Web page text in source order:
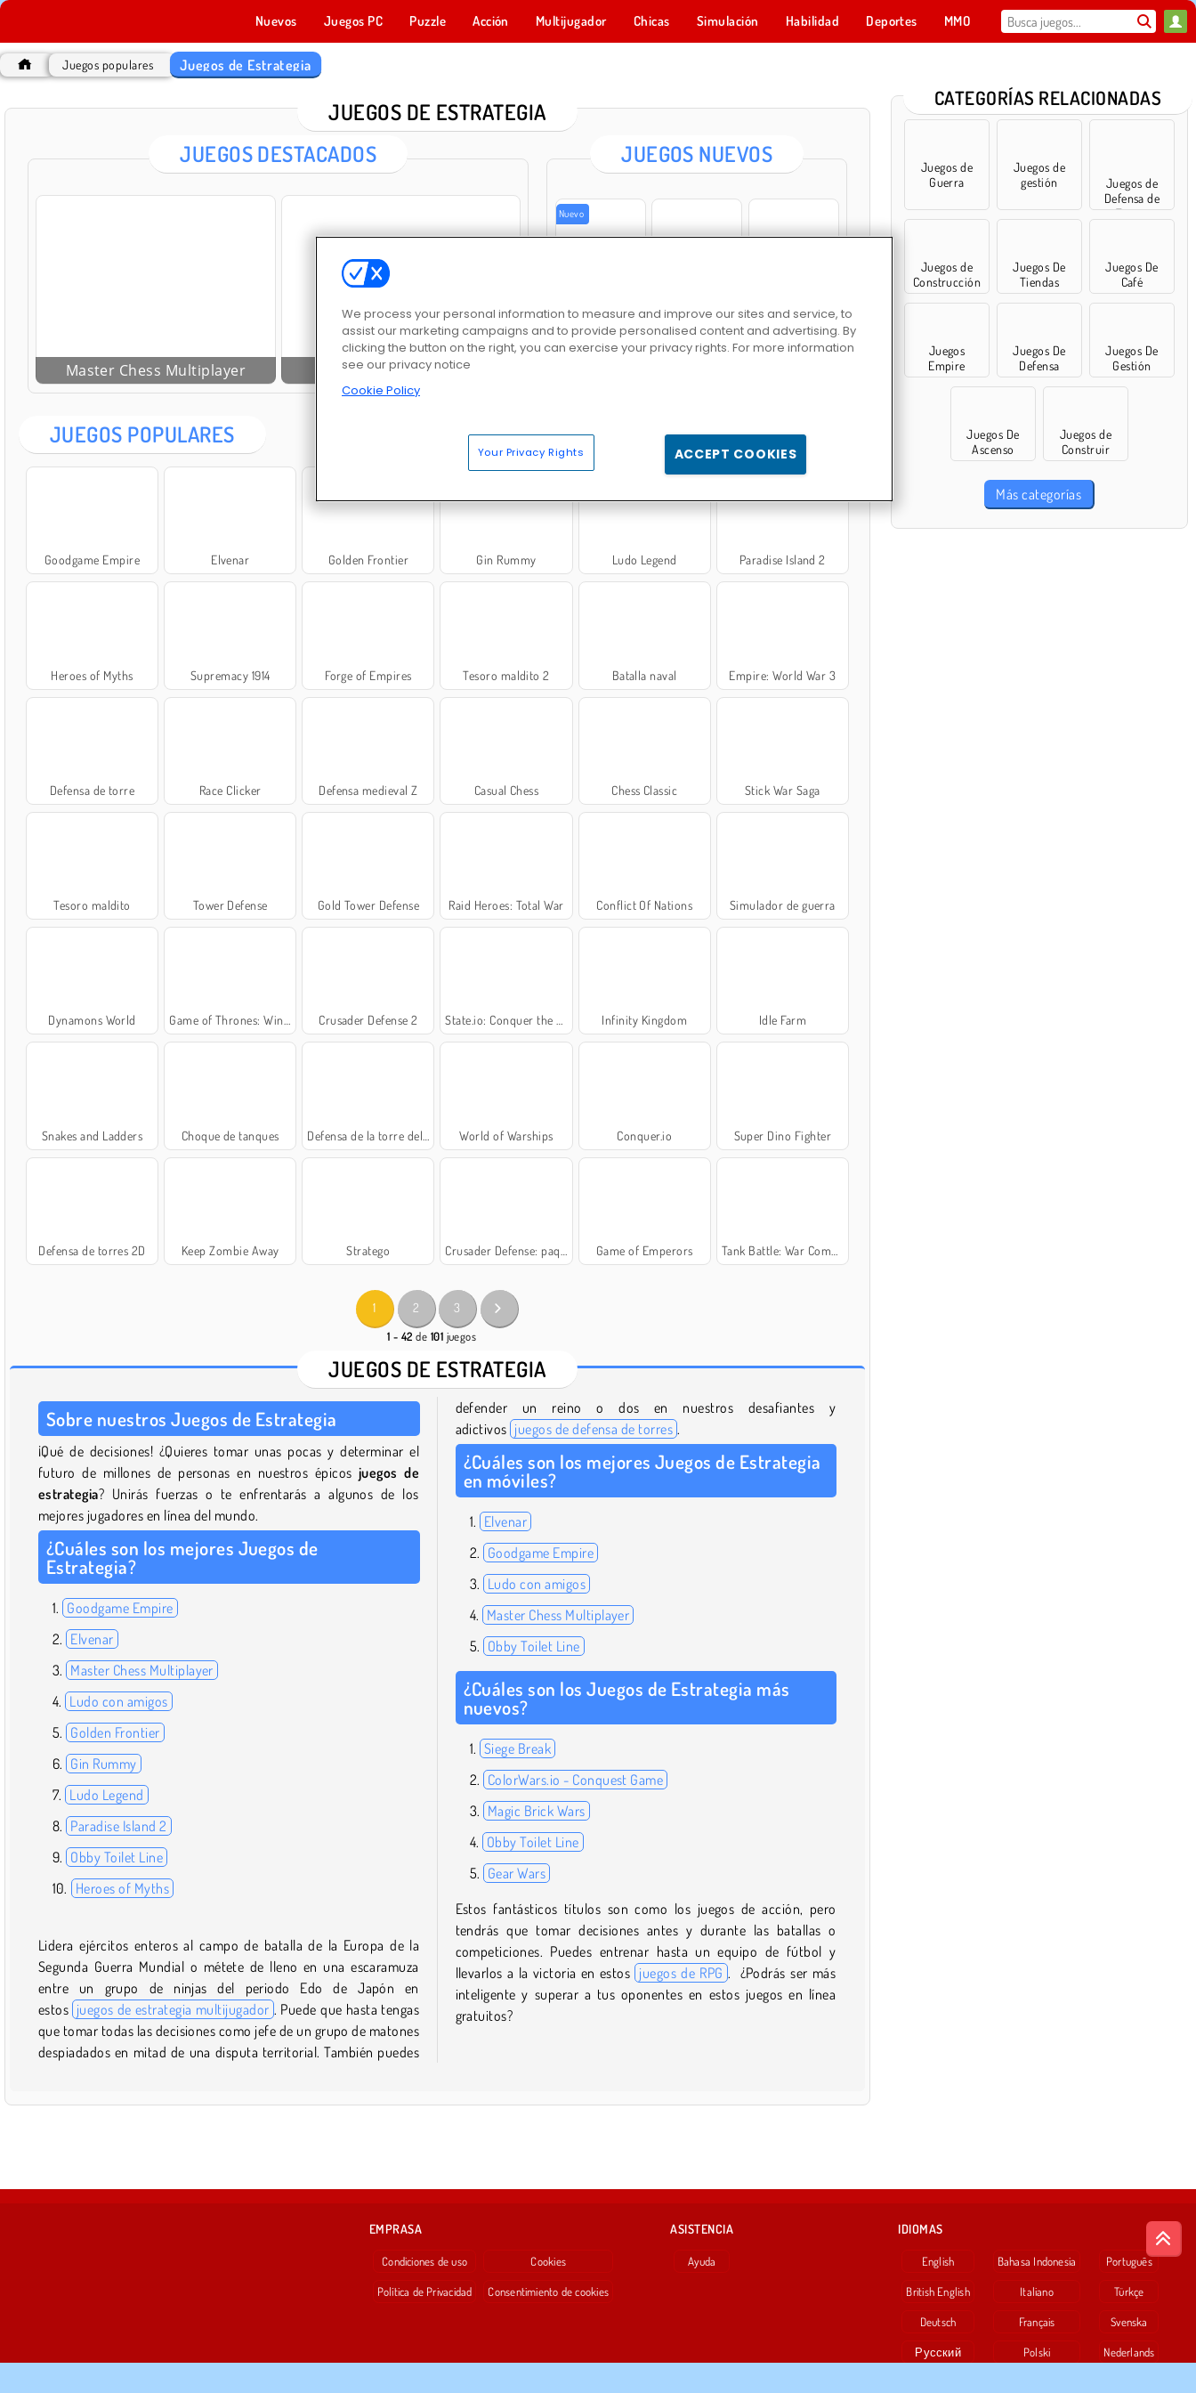
Nuevos Juegos PC Puzzle Acción Multijugador Chicas Simulación Habilidad Deportes MMO
Juegos populares Juegos de Estrategia
JUEGOS DE ESTRATEGIA
JUEGOS DESTACADOS
Master Chess Multiplayer Ludo con amigos
JUEGOS NUEVOS
Nuevo
Gear Wars Pinball vs Zombie Conquer.io Online
JUEGOS POPULARES
Goodgame Empire Elvenar Golden Frontier Gin Rummy Ludo Legend Paradise Island 2
Heroes of Myths Supremacy 1914 Forge of Empires Tesoro maldito 2 Batalla naval Empire: World War 3
Defensa de torre Race Clicker Defensa medieval Z Casual Chess Chess Classic Stick War Saga
Tesoro maldito Tower Defense Gold Tower Defense Raid Heroes: Total War Conflict Of Nations Simulador de guerra
Dynamons World Game of Thrones: Winter is Coming Crusader Defense 2 State.io: Conquer the World Infinity Kingdom Idle Farm
Snakes and Ladders Choque de tanques Defensa de la torre del reino World of Warships Conquer.io Super Dino Fighter
Defensa de torres 2D Keep Zombie Away Stratego Crusader Defense: paquete de nivel 2 Game of Emperors Tank Battle: War Commander
1 2 3
1 - 42 de 101 juegos
JUEGOS DE ESTRATEGIA
Sobre nuestros Juegos de Estrategia
¡Qué de decisiones! ¿Quieres tomar unas pocas y determinar el
futuro de millones de personas en nuestros épicos juegos de
estrategia? Unirás fuerzas o te enfrentarás a algunos de los
mejores jugadores en línea del mundo.
¿Cuáles son los mejores Juegos de
Estrategia?
Goodgame Empire
Elvenar
Master Chess Multiplayer
Ludo con amigos
Golden Frontier
Gin Rummy
Ludo Legend
Paradise Island 2
Obby Toilet Line
Heroes of Myths
Lidera ejércitos enteros al campo de batalla de la Europa de la
Segunda Guerra Mundial o métete de lleno en una escaramuza
entre un grupo de ninjas del periodo Edo de Japón en
estos juegos de estrategia multijugador . Puede que hasta tengas
que tomar todas las decisiones como jefe de un grupo de matones
despiadados en mitad de una disputa territorial. También puedes
defender un reino o dos en nuestros desafiantes y
adictivos juegos de defensa de torres .
¿Cuáles son los mejores Juegos de Estrategia
en móviles?
Elvenar
Goodgame Empire
Ludo con amigos
Master Chess Multiplayer
Obby Toilet Line
¿Cuáles son los Juegos de Estrategia más
nuevos?
Siege Break
ColorWars.io - Conquest Game
Magic Brick Wars
Obby Toilet Line
Gear Wars
Estos fantásticos títulos son como los juegos de acción, pero
tendrás que tomar decisiones antes y durante las batallas o
competiciones. Puedes entrenar hasta un equipo de fútbol y
llevarlos a la victoria en estos juegos de RPG . ¿Podrás ser más
inteligente y superar a tus oponentes en estos juegos en línea
gratuitos?
CATEGORÍAS RELACIONADAS
Juegos de
Guerra
Juegos de
gestión
Juegos de
Defensa de
Torres
Juegos de
Construcción
Juegos De
Tiendas
Juegos De
Café
Juegos
Empire
Juegos De
Defensa
Juegos De
Gestión
Juegos De
Ascenso
Juegos de
Construir
Más categorías
EMPRASA
Condiciones de uso
Política de Privacidad
Cookies
Consentimiento de cookies
ASISTENCIA
Ayuda
IDIOMAS
English
British English
Deutsch
Русский
Bahasa Indonesia
Italiano
Français
Polski
Português
Türkçe
Svenska
Nederlands
We process your personal information to measure and improve our sites and service, to
assist our marketing campaigns and to provide personalised content and advertising. By
clicking the button on the right, you can exercise your privacy rights. For more information
see our privacy notice
Cookie Policy
Your Privacy Rights ACCEPT COOKIES